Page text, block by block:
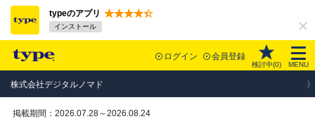
typeのアプリ
インストール
ログイン 会員登録
検討中(0) MENU
株式会社デジタルノマド
掲載期間：2026.07.28～2026.08.24